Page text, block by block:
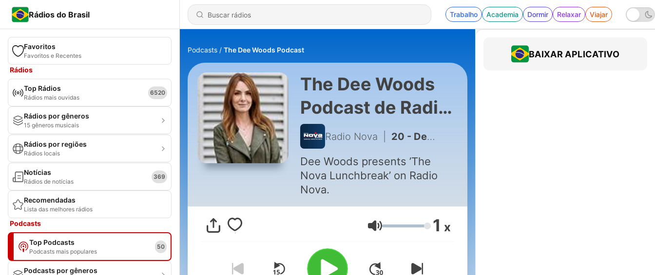
Rádios do Brasil Trabalho Academia Dormir Relaxar Viajar
Favoritos
Favoritos e Recentes
Rádios
Top Rádios
Rádios mais ouvidas
6520
Rádios por gêneros
15 gêneros musicais
Rádios por regiões
Rádios locais
Notícias
Rádios de notícias
369
Recomendadas
Lista das melhores rádios
Podcasts
Top Podcasts
Podcasts mais populares
50
Podcasts por gêneros
Podcasts The Dee Woods Podcast
The Dee Woods
Podcast de Radio
NovaRadio Nova 20 - Dee Woods Catches Up With Biffy Clyro’s Ben Johnston
Dee Woods presents ’The
Nova Lunchbreak’ on Radio
Nova.
Volume 1 x
BAIXAR APLICATIVO